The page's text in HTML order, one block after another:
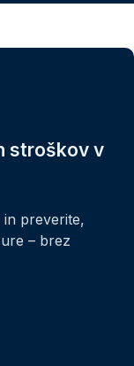
stroškov v
in preverite,
– brez